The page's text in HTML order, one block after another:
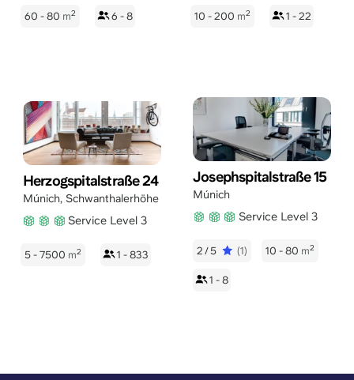
60 - 80 m2 6 - 8 10 - 200 m2 1 - 22
Herzogspitalstraße 24
Múnich, Schwanthalerhöhe
Service Level 3
5 - 7500 m2 1 - 833
Josephspitalstraße 15
Múnich
Service Level 3
2/5 (1) 10 - 80 m2
1 - 8